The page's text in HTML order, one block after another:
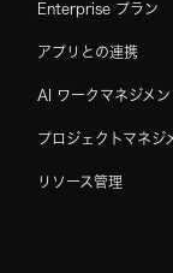
Enterprise プラン
アプリとの連携
AI ワークマネジメン
プロジェクトマネジ
リソース管理